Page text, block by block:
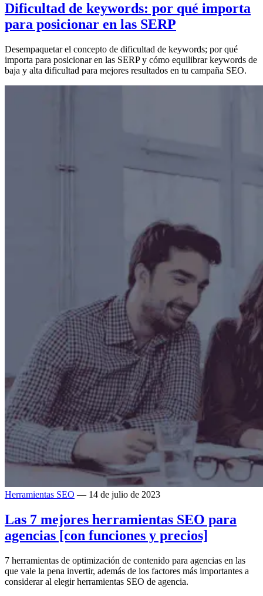
Dificultad de keywords: por qué importa
para posicionar en las SERP
Desempaquetar el concepto de dificultad de keywords; por qué
importa para posicionar en las SERP y cómo equilibrar keywords de
baja y alta dificultad para mejores resultados en tu campaña SEO.
Herramientas SEO — 14 de julio de 2023
Las 7 mejores herramientas SEO para
agencias [con funciones y precios]
7 herramientas de optimización de contenido para agencias en las
que vale la pena invertir, además de los factores más importantes a
considerar al elegir herramientas SEO de agencia.